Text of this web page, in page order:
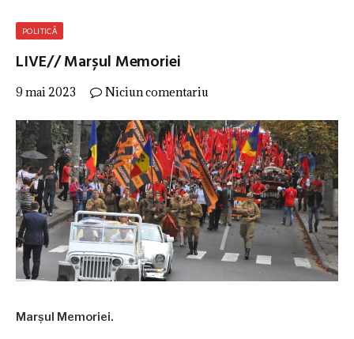
POLITICĂ
LIVE// Marșul Memoriei
9 mai 2023 Niciun comentariu
Marșul Memoriei.